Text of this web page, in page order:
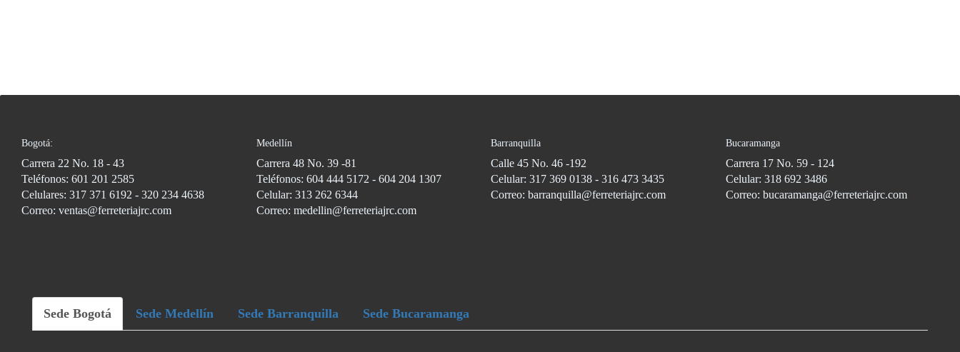
Bogotá:
Carrera 22 No. 18 - 43
Teléfonos: 601 201 2585
Celulares: 317 371 6192 - 320 234 4638
Correo: ventas@ferreteriajrc.com
Medellín
Carrera 48 No. 39 -81
Teléfonos: 604 444 5172 - 604 204 1307
Celular: 313 262 6344
Correo: medellin@ferreteriajrc.com
Barranquilla
Calle 45 No. 46 -192
Celular: 317 369 0138 - 316 473 3435
Correo: barranquilla@ferreteriajrc.com
Bucaramanga
Carrera 17 No. 59 - 124
Celular: 318 692 3486
Correo: bucaramanga@ferreteriajrc.com
Sede Bogotá Sede Medellín Sede Barranquilla Sede Bucaramanga